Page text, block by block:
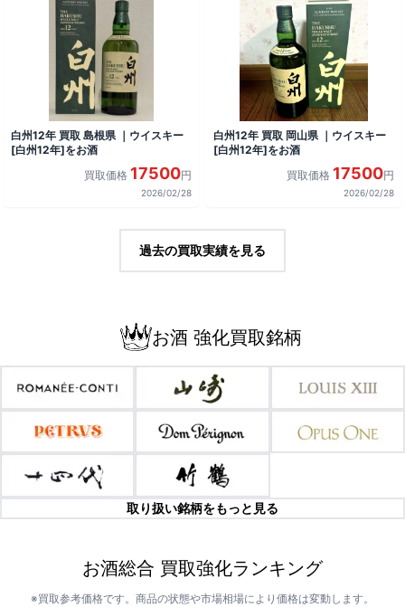
白州12年 買取 島根県 ｜ウイスキー
[白州12年]をお酒
買取価格 17500円
2026/02/28
白州12年 買取 岡山県 ｜ウイスキー
[白州12年]をお酒
買取価格 17500円
2026/02/28
過去の買取実績を見る
お酒 強化買取銘柄
取り扱い銘柄をもっと見る
お酒総合 買取強化ランキング
※買取参考価格です。商品の状態や市場相場により価格は変動します。